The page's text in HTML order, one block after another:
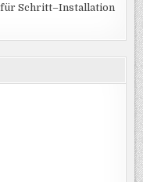
Schritt–Installation